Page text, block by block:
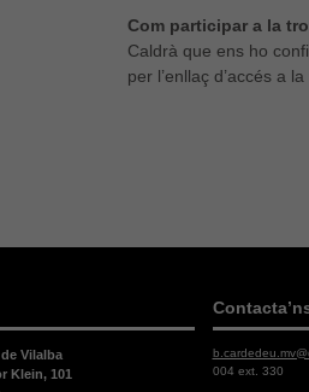
Com participar a la
Caldrà que ens ho
per l’enllaç d’accés a
Vilalba
Klein, 101
004 ext. 330